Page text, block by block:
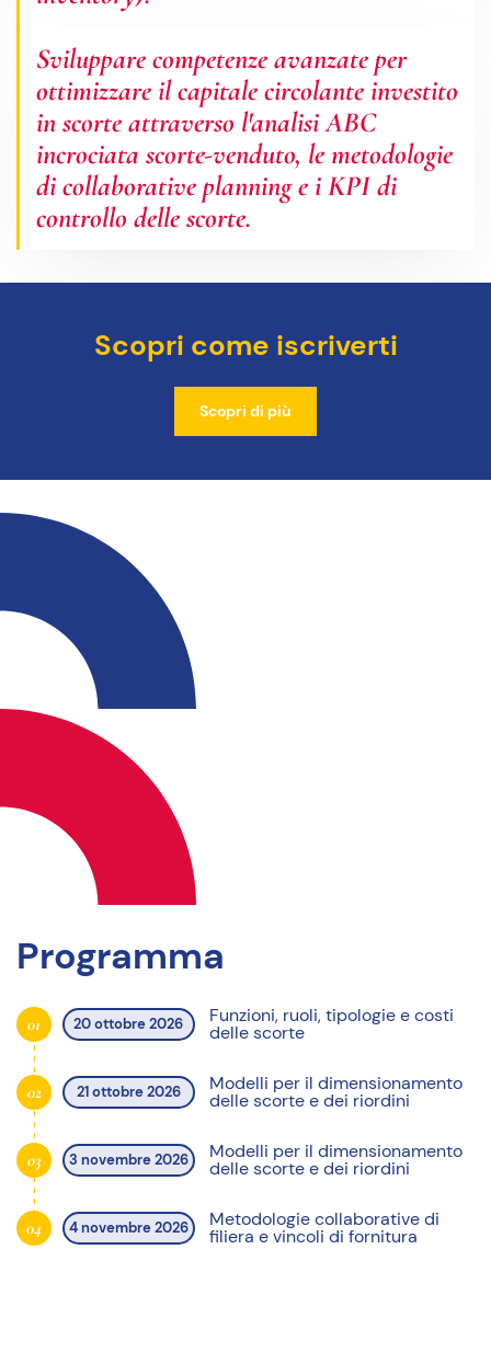
Sviluppare competenze avanzate per
ottimizzare il capitale circolante investito
in scorte attraverso l'analisi ABC
incrociata scorte-venduto, le metodologie
di collaborative planning e i KPI di
controllo delle scorte.
Scopri come iscriverti
Scopri di più
Programma
01 20 ottobre 2026 Funzioni, ruoli, tipologie e costi
delle scorte
02 21 ottobre 2026 Modelli per il dimensionamento
delle scorte e dei riordini
03 3 novembre 2026 Modelli per il dimensionamento
delle scorte e dei riordini
04 4 novembre 2026 Metodologie collaborative di
filiera e vincoli di fornitura